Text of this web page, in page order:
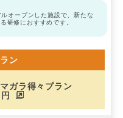
オープンした施設で、新たな
研修におすすめです。
ン
ガラ得々プラン